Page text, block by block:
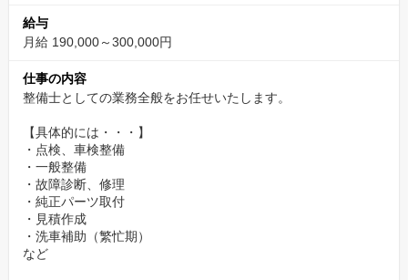
給与
月給 190,000～300,000円
仕事の内容
整備士としての業務全般をお任せいたします。
【具体的には・・・】
・点検、車検整備
・一般整備
・故障診断、修理
・純正パーツ取付
・見積作成
・洗車補助（繁忙期）
など